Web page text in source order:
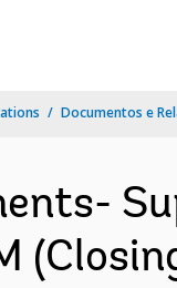
Documentos e